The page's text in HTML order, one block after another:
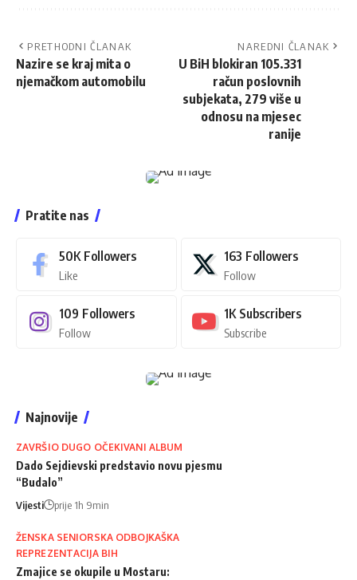
PRETHODNI ČLANAK
Nazire se kraj mita o
njemačkom automobilu
NAREDNI ČLANAK
U BiH blokiran 105.331
račun poslovnih
subjekata, 279 više u
odnosu na mjesec
ranije
Pratite nas
50K Followers
Like
163 Followers
Follow
109 Followers
Follow
1K Subscribers
Subscribe
Najnovije
ZAVRŠIO DUGO OČEKIVANI ALBUM
Dado Sejdievski predstavio novu pjesmu
“Budalo”
Vijesti prije 1h 9min
ŽENSKA SENIORSKA ODBOJKAŠKA
REPREZENTACIJA BIH
Zmajice se okupile u Mostaru: